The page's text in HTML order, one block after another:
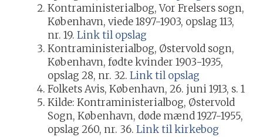
Kontraministerialbog, Vor Frelsers sogn,
København, viede 1897-1903, opslag 113,
nr. 19. Link til opslag
Kontraministerialbog, Østervold sogn,
København, fødte kvinder 1903-1935,
opslag 28, nr. 32. Link til opslag
Folkets Avis, København, 26. juni 1913, s. 1
Kilde: Kontraministerialbog, Østervold
Sogn, København, døde mænd 1927-1955,
opslag 260, nr. 36. Link til kirkebog